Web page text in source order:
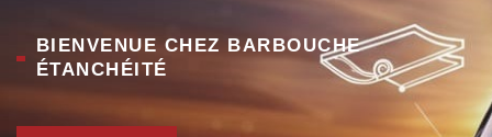
BIENVENUE CHEZ BARBOUCHE
ÉTANCHÉITÉ